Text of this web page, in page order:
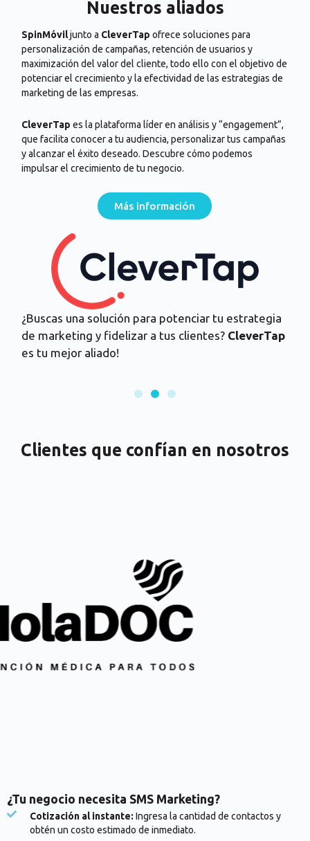
Nuestros aliados
SpinMóviljunto a CleverTap ofrece soluciones para
personalización de campañas, retención de usuarios y
maximización del valor del cliente, todo ello con el objetivo de
potenciar el crecimiento y la efectividad de las estrategias de
marketing de las empresas.
CleverTap es la plataforma líder en análisis y “engagement”,
que facilita conocer a tu audiencia, personalizar tus campañas
y alcanzar el éxito deseado. Descubre cómo podemos
impulsar el crecimiento de tu negocio.
Más información
¿Buscas una solución para potenciar tu estrategia
de marketing y fidelizar a tus clientes? CleverTap
es tu mejor aliado!
Clientes que confían en nosotros
¿Tu negocio necesita SMS Marketing?
Cotización al instante: Ingresa la cantidad de contactos y
obtén un costo estimado de inmediato.